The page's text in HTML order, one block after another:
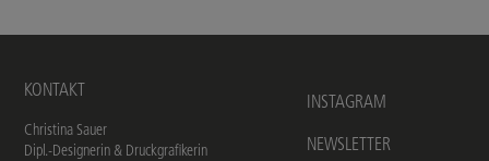
KONTAKT
Christina Sauer
Dipl.-Designerin & Druckgrafikerin
INSTAGRAM
NEWSLETTER